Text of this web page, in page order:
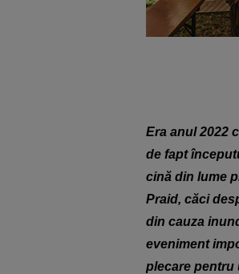
Era anul 2022
de fapt
cină din lume
Praid, căci
din cauza
eveniment
plecare pentru